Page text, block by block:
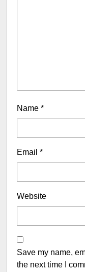
Name *
Email *
Website
Save my name,
the next time I